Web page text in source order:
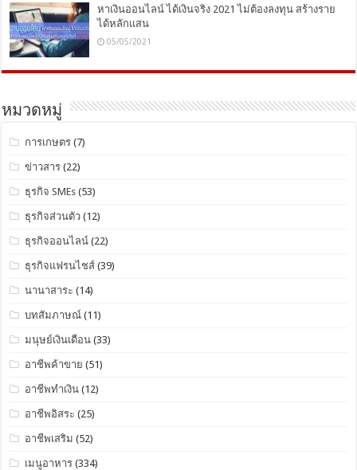
หาเงินออนไลน์ ได้เงินจริง 2021 ไม่ต้องลงทุน สร้างราย
ได้หลักแสน
05/05/2021
หมวดหมู่
การเกษตร (7)
ข่าวสาร (22)
ธุรกิจ SMEs (53)
ธุรกิจส่วนตัว (12)
ธุรกิจออนไลน์ (22)
ธุรกิจแฟรนไชส์ (39)
นานาสาระ (14)
บทสัมภาษณ์ (11)
มนุษย์เงินเดือน (33)
อาชีพค้าขาย (51)
อาชีพทำเงิน (12)
อาชีพอิสระ (25)
อาชีพเสริม (52)
เมนูอาหาร (334)